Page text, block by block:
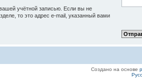
учётной записью. Если вы не
то это адрес e-mail, указанный вами
Создано на основе